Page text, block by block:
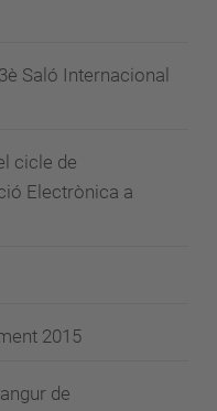
Saló Internacional
cicle de
Electrònica a
2015
de